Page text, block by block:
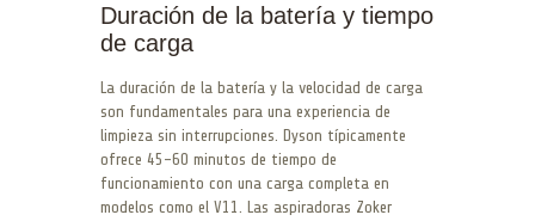
Duración de la batería y tiempo
de carga
La duración de la batería y la velocidad de carga
son fundamentales para una experiencia de
limpieza sin interrupciones. Dyson típicamente
ofrece 45-60 minutos de tiempo de
funcionamiento con una carga completa en
modelos como el V11. Las aspiradoras Zoker